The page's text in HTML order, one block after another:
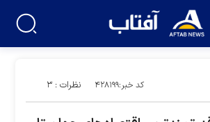
کد خبر:۴۲۸۱۹۹ نظرات : ۳